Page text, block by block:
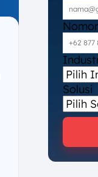
Solusi